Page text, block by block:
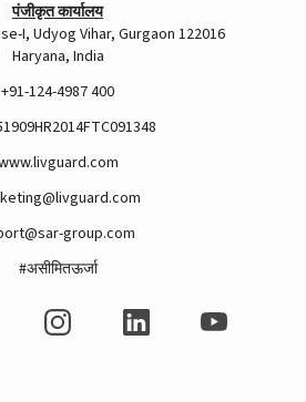
पंजीकृत कार्यालय
I, Udyog Vihar, Gurgaon 122016
Haryana, India
+91-124-4987 400
group.com
#असीमितऊर्जा